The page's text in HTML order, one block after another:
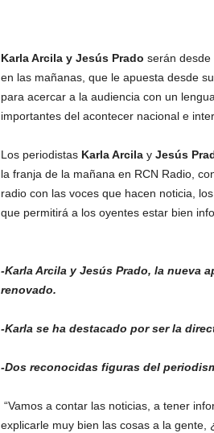
Karla Arcila y Jesús Prado serán desde
en las mañanas, que le apuesta desde
para acercar a la audiencia con un
importantes del acontecer nacional e
Los periodistas Karla Arcilay Jesús
la franja de la mañana en RCN Radio,
radio con las voces que hacen noticia,
que permitirá a los oyentes estar bien
-Karla Arcila y Jesús Prado, la nueva
renovado.
-Karla se ha destacado por ser la
-Dos reconocidas figuras del
“Vamos a contar las noticias, a tener
explicarle muy bien las cosas a la